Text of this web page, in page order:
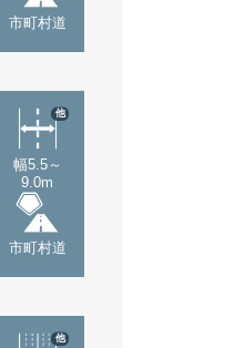
市町村道
幅5.5～
9.0m
他
市町村道
他